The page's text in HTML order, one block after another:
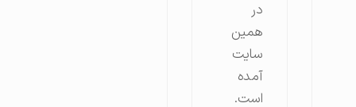
همین
سایت
آمده
است.